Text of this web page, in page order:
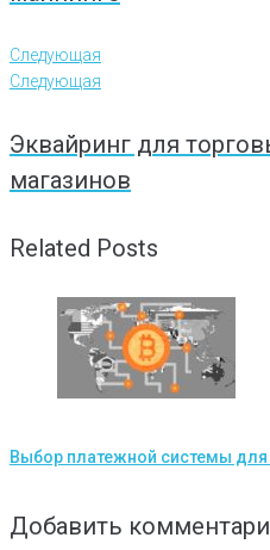
Следующая
Следующая
Эквайринг для
магазинов
Related Posts
Выбор платежной системы для
Добавить